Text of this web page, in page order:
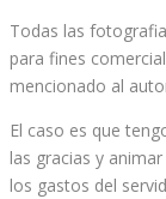
Todas las
para fines
mencionado al
El caso es que
las gracias y
los gastos del